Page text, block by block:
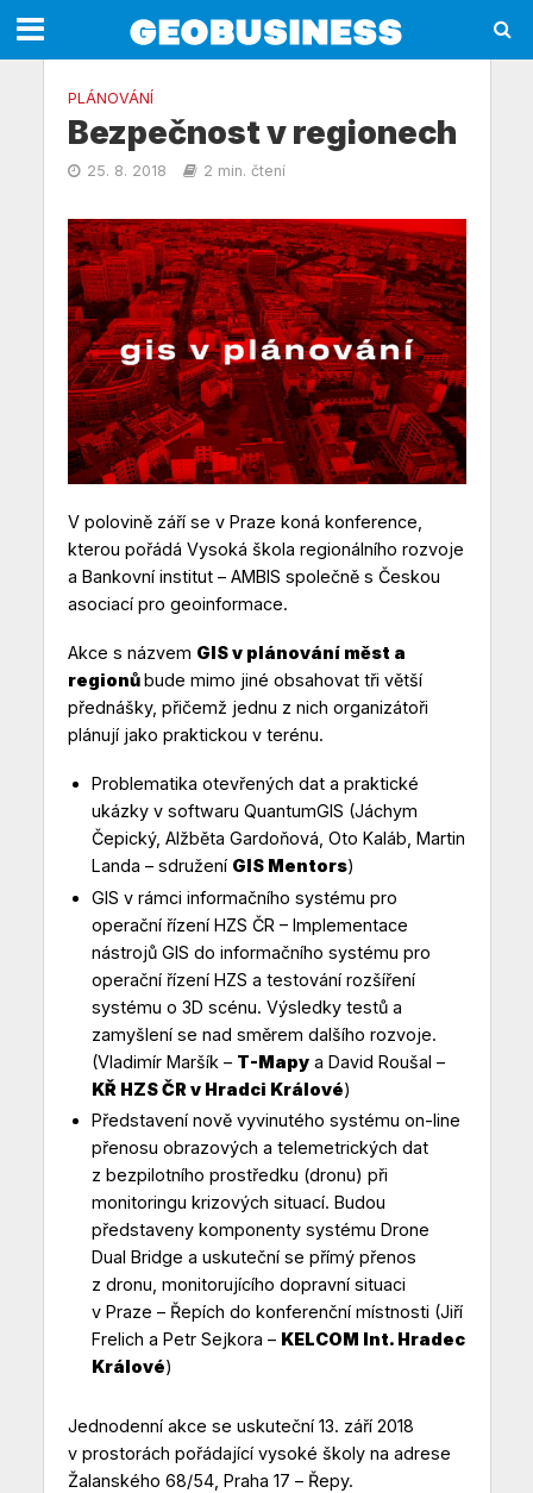
PLÁNOVÁNÍ
Bezpečnost v regionech
25. 8. 2018 2 min. čtení
V polovině září se v Praze koná konference,
kterou pořádá Vysoká škola regionálního rozvoje
a Bankovní institut – AMBIS společně s Českou
asociací pro geoinformace.
Akce s názvem GIS v plánování měst a
regionůbude mimo jiné obsahovat tři větší
přednášky, přičemž jednu z nich organizátoři
plánují jako praktickou v terénu.
Problematika otevřených dat a praktické
ukázky v softwaru QuantumGIS (Jáchym
Čepický, Alžběta Gardoňová, Oto Kaláb, Martin
Landa – sdružení GIS Mentors)
GIS v rámci informačního systému pro
operační řízení HZS ČR – Implementace
nástrojů GIS do informačního systému pro
operační řízení HZS a testování rozšíření
systému o 3D scénu. Výsledky testů a
zamyšlení se nad směrem dalšího rozvoje.
(Vladimír Maršík – T-Mapya David Roušal –
KŘ HZS ČR v Hradci Králové)
Představení nově vyvinutého systému on-line
přenosu obrazových a telemetrických dat
z bezpilotního prostředku (dronu) při
monitoringu krizových situací. Budou
představeny komponenty systému Drone
Dual Bridge a uskuteční se přímý přenos
z dronu, monitorujícího dopravní situaci
v Praze – Řepích do konferenční místnosti (Jiří
Frelich a Petr Sejkora – KELCOM Int. Hradec
Králové)
Jednodenní akce se uskuteční 13. září 2018
v prostorách pořádající vysoké školy na adrese
Žalanského 68/54, Praha 17 – Řepy.